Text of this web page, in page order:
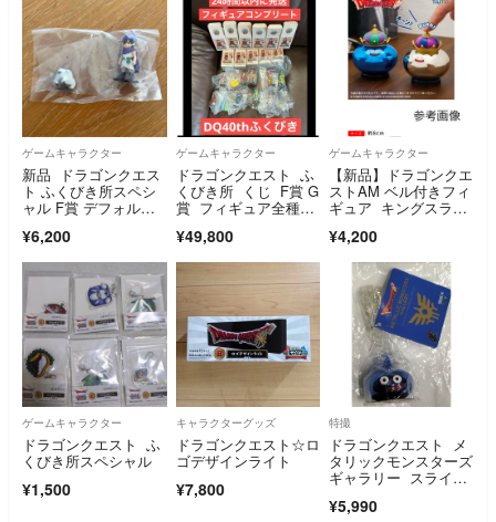
ゲームキャラクター
新品 ドラゴンクエス
ト ふくびき所スペシ
ャル F賞 デフォルメ
エ Ⅴ 勇者
¥6,200
ゲームキャラクター
ドラゴンクエスト ふ
くびき所 くじ F賞 G
賞 フィギュア全種コ
¥49,800
ゲームキャラクター
【新品】ドラゴンクエ
ストAM ベル付きフィ
ギュア キングスライ
グ セット
¥4,200
ゲームキャラクター
ドラゴンクエスト ふ
くびき所スペシャル
¥1,500
キャラクターグッズ
ドラゴンクエスト☆ロ
ゴデザインライト
¥7,800
特撮
ドラゴンクエスト メ
タリックモンスターズ
ギャラリー スライ
ジョン〜
¥5,990